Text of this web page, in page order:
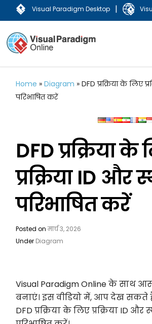
Visual Paradigm Desktop |
Home »Diagram »DFD प्रक्रिया के लिए
परिभाषित करें
DFD प्रक्रिया के
प्रक्रिया ID और
परिभाषित करें
Posted onमार्च 3, 2026
Under Diagram
Visual Paradigm Online के साथ
बनाएं। इस वीडियो में, आप देख
DFD प्रक्रिया के लिए प्रक्रिया ID